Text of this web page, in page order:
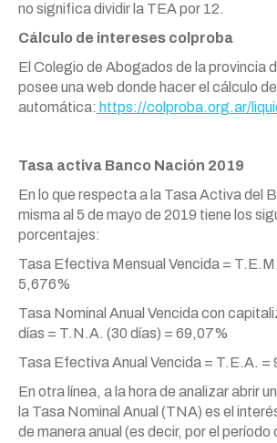
no significa dividir la TEA por 12.
Cálculo de intereses colproba
El Colegio de Abogados de la provincia
posee una web donde hacer el cálculo
automática: https://colproba.org.ar/
Tasa activa Banco Nación 2019
En lo que respecta a la Tasa Activa del
misma al 5 de mayo de 2019 tiene los
porcentajes:
Tasa Efectiva Mensual Vencida =
5,676%
Tasa Nominal Anual Vencida con
días = T.N.A. (30 días) = 69,07%
Tasa Efectiva Anual Vencida = T.E.A. =
En otra línea, a la hora de analizar abrir
la Tasa Nominal Anual (TNA) es el
de manera anual (es decir, por el período